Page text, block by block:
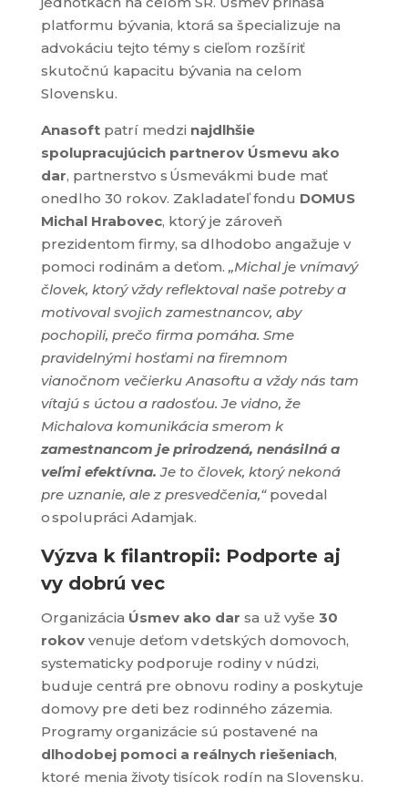
platformu bývania, ktorá sa špecializuje na
advokáciu tejto témy s cieľom rozšíriť
skutočnú kapacitu bývania na celom
Slovensku.
Anasoftpatrí medzi najdlhšie
spolupracujúcich partnerov Úsmevu ako
dar, partnerstvo s Úsmevákmi bude mať
onedlho 30 rokov. Zakladateľ fondu DOMUS
Michal Hrabovec, ktorý je zároveň
prezidentom firmy, sa dlhodobo angažuje v
pomoci rodinám a deťom. „Michal je vnímavý
človek, ktorý vždy reflektoval naše potreby a
motivoval svojich zamestnancov, aby
pochopili, prečo firma pomáha. Sme
pravidelnými hosťami na firemnom
vianočnom večierku Anasoftu a vždy nás tam
vítajú s úctou a radosťou. Je vidno, že
Michalova komunikácia smerom k
zamestnancom je prirodzená, nenásilná a
veľmi efektívna. Je to človek, ktorý nekoná
pre uznanie, ale z presvedčenia,“povedal
o spolupráci Adamjak.
Výzva k filantropii: Podporte aj
vy dobrú vec
Organizácia Úsmev ako dar sa už vyše 30
rokovvenuje deťom v detských domovoch,
systematicky podporuje rodiny v núdzi,
buduje centrá pre obnovu rodiny a poskytuje
domovy pre deti bez rodinného zázemia.
Programy organizácie sú postavené na
dlhodobej pomoci a reálnych riešeniach,
ktoré menia životy tisícok rodín na Slovensku.